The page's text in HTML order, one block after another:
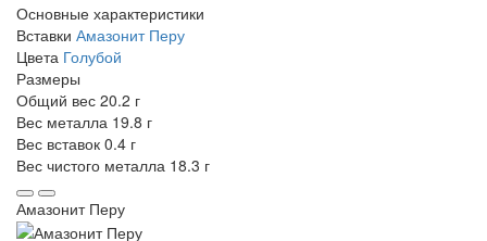
Основные характеристики
Вставки Амазонит Перу
Цвета Голубой
Размеры
Общий вес 20.2 г
Вес металла 19.8 г
Вес вставок 0.4 г
Вес чистого металла 18.3 г
Амазонит Перу